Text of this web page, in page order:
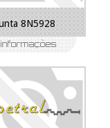
8N5928